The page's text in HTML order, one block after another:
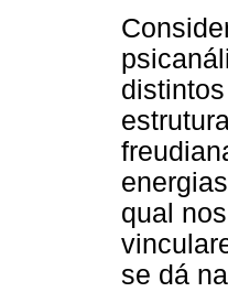
qual
se dá